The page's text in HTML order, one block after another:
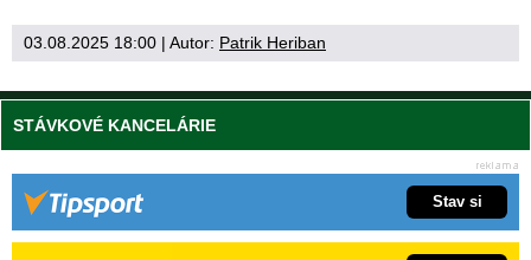
03.08.2025 18:00 | Autor: Patrik Heriban
STÁVKOVÉ KANCELÁRIE
Stav si